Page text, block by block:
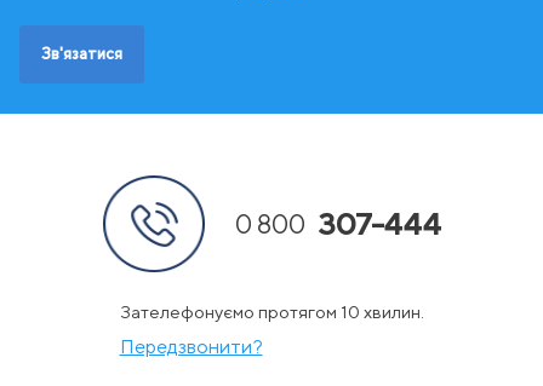
Зв'язатися
0 800 307-444
Зателефонуємо протягом 10 хвилин.
Передзвонити?